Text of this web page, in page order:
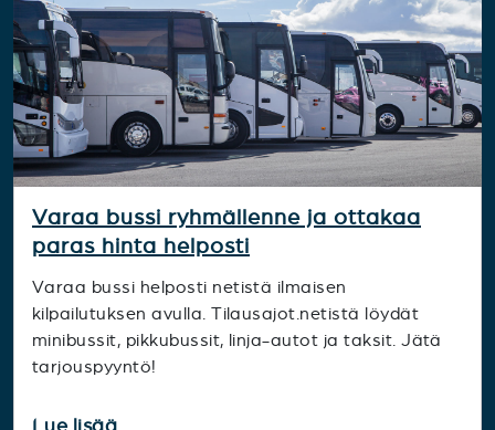
Varaa bussi ryhmällenne ja ottakaa
paras hinta helposti
Varaa bussi helposti netistä ilmaisen
kilpailutuksen avulla. Tilausajot.netistä löydät
minibussit, pikkubussit, linja-autot ja taksit. Jätä
tarjouspyyntö!